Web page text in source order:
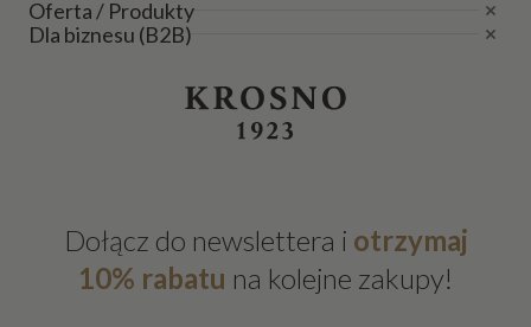
Oferta / Produkty
Dla biznesu (B2B)
Dołącz do newslettera i otrzymaj
10% rabatu na kolejne zakupy!